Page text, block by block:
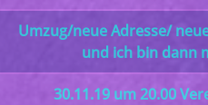
Umzug/neue Adresse/
und ich bin dann
30.11.19 um 20.00